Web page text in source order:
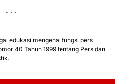
edukasi mengenai fungsi pers
40 Tahun 1999 tentang Pers dan